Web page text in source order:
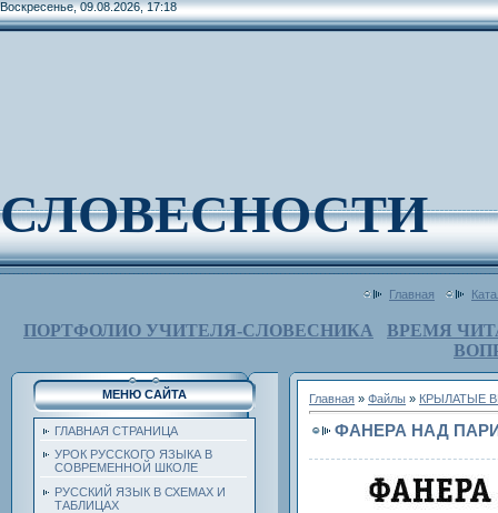
Воскресенье, 09.08.2026, 17:18
СЛОВЕСНОСТИ
Главная
ПОРТФОЛИО УЧИТЕЛЯ-СЛОВЕСНИКА
ВРЕМЯ
МЕНЮ САЙТА
ГЛАВНАЯ СТРАНИЦА
УРОК РУССКОГО ЯЗЫКА В
СОВРЕМЕННОЙ ШКОЛЕ
РУССКИЙ ЯЗЫК В СХЕМАХ И
ТАБЛИЦАХ
Главная » Файлы » КРЫЛАТЫЕ
ФАНЕРА НАД